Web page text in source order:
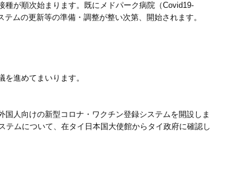
が順次始まります。既にメドパーク病院（Covid19-
ムの更新等の準備・調整が整い次第、開始されます。
進めてまいります。
人向けの新型コロナ・ワクチン登録システムを開設しま
ムについて、在タイ日本国大使館からタイ政府に確認し